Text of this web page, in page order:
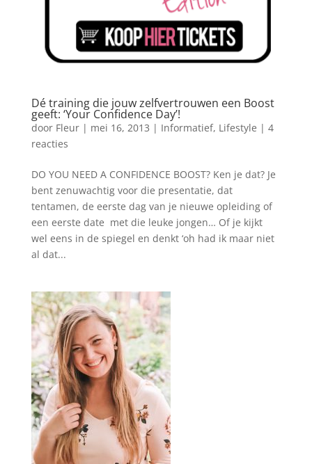
Dé training die jouw zelfvertrouwen een Boost
geeft: ‘Your Confidence Day’!
door Fleur| mei 16, 2013 | Informatief, Lifestyle | 4
reacties
DO YOU NEED A CONFIDENCE BOOST? Ken je dat? Je
bent zenuwachtig voor die presentatie, dat
tentamen, de eerste dag van je nieuwe opleiding of
een eerste date met die leuke jongen… Of je kijkt
wel eens in de spiegel en denkt ‘oh had ik maar niet
al dat...